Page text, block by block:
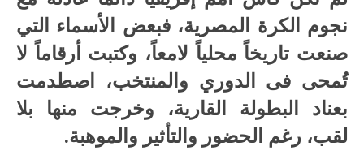
كأس
إفريقيا
مقبرة
العظماء
نجوم الكرة المصرية، فبعض الأسماء التي
صنعت تاريخاً محلياً لامعاً، وكتبت أرقاماً لا
تُمحى فى الدوري والمنتخب، اصطدمت
بعناد البطولة القارية، وخرجت منها بلا
لقب، رغم الحضور والتأثير والموهبة.